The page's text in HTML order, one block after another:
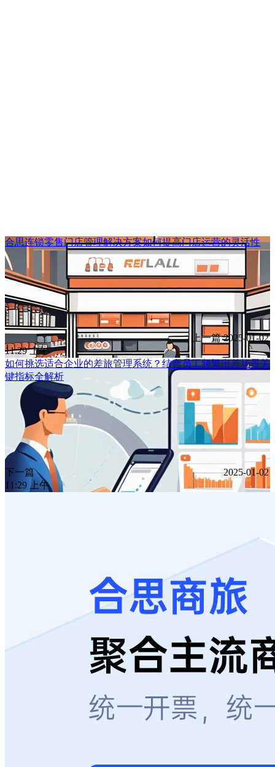
合思连锁零售门店管理解决方案如何提高门店运营的灵活性
上一篇 2025-01-02
11:29 上午
如何挑选适合企业的差旅管理系统？结合员工频繁出差场景关
键指标全解析
下一篇
2025-01-02
11:29 上午